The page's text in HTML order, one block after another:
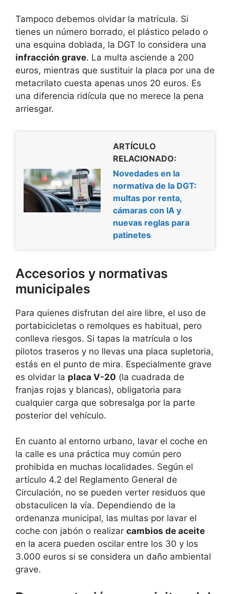
Tampoco debemos olvidar la matrícula. Si
tienes un número borrado, el plástico pelado o
una esquina doblada, la DGT lo considera una
infracción grave. La multa asciende a 200
euros, mientras que sustituir la placa por una de
metacrilato cuesta apenas unos 20 euros. Es
una diferencia ridícula que no merece la pena
arriesgar.
ARTÍCULO
RELACIONADO:
Novedades en la
normativa de la DGT:
multas por renta,
cámaras con IA y
nuevas reglas para
patinetes
Accesorios y normativas
municipales
Para quienes disfrutan del aire libre, el uso de
portabicicletas o remolques es habitual, pero
conlleva riesgos. Si tapas la matrícula o los
pilotos traseros y no llevas una placa supletoria,
estás en el punto de mira. Especialmente grave
es olvidar la placa V-20 (la cuadrada de
franjas rojas y blancas), obligatoria para
cualquier carga que sobresalga por la parte
posterior del vehículo.
En cuanto al entorno urbano, lavar el coche en
la calle es una práctica muy común pero
prohibida en muchas localidades. Según el
artículo 4.2 del Reglamento General de
Circulación, no se pueden verter residuos que
obstaculicen la vía. Dependiendo de la
ordenanza municipal, las multas por lavar el
coche con jabón o realizar cambios de aceite
en la acera pueden oscilar entre los 30 y los
3.000 euros si se considera un daño ambiental
grave.